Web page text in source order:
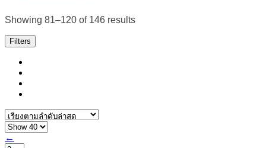
Showing 81–120 of 146 resultsSorted
Filters
←